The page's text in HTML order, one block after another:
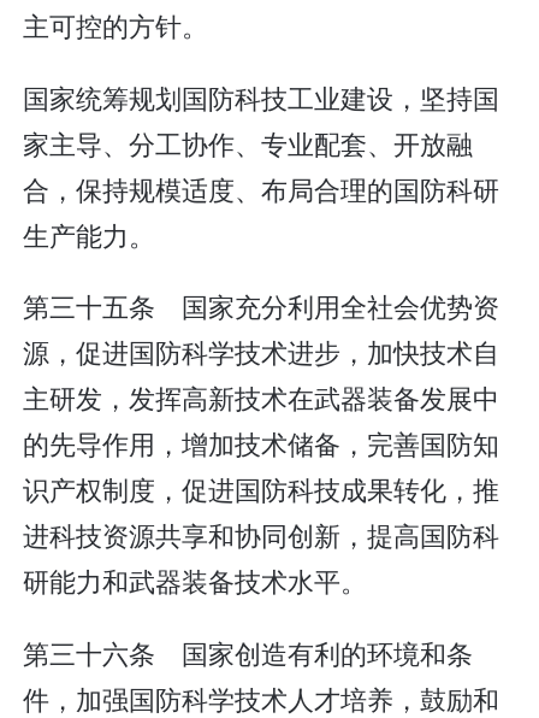
主可控的方针。
国家统筹规划国防科技工业建设，坚持国
家主导、分工协作、专业配套、开放融
合，保持规模适度、布局合理的国防科研
生产能力。
第三十五条 国家充分利用全社会优势资
源，促进国防科学技术进步，加快技术自
主研发，发挥高新技术在武器装备发展中
的先导作用，增加技术储备，完善国防知
识产权制度，促进国防科技成果转化，推
进科技资源共享和协同创新，提高国防科
研能力和武器装备技术水平。
第三十六条 国家创造有利的环境和条
件，加强国防科学技术人才培养，鼓励和